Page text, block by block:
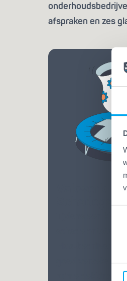
afspraken en zes
Vakwerk
Plus-bedrijven
goed verzekerd.